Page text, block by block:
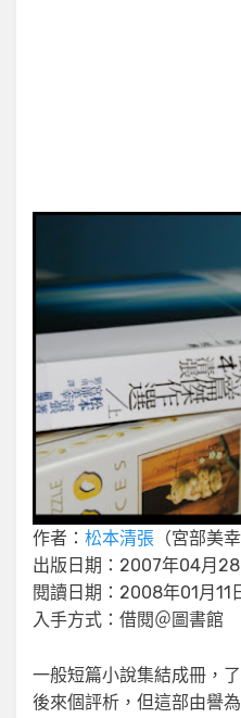
作者： 松本清張 （宮部美
出版日期：2007年04月28
閱讀日期：2008年01月11
入手方式：借閱＠圖書館
一般短篇小說集結成冊，
後來個評析，但這部由譽